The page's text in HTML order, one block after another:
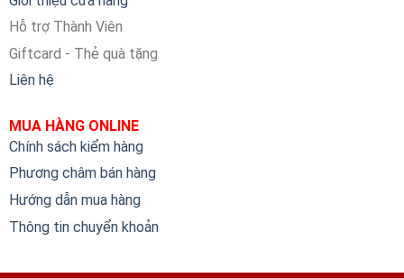
Hỗ trợ Thành Viên
Giftcard - Thẻ quà tặng
Liên hệ
MUA HÀNG ONLINE
Chính sách kiểm hàng
Phương châm bán hàng
Hướng dẫn mua hàng
Thông tin chuyển khoản